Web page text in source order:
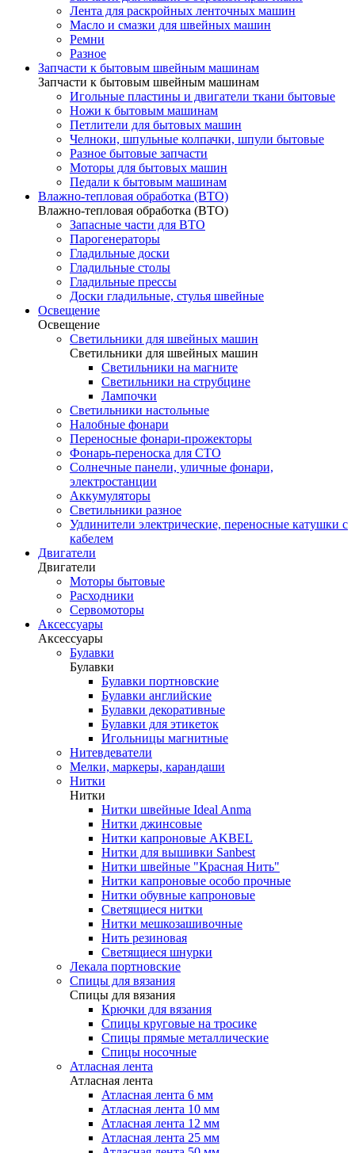
Лента для раскройных ленточных машин
Масло и смазки для швейных машин
Ремни
Разное
Запчасти к бытовым швейным машинам
Запчасти к бытовым швейным машинам
Игольные пластины и двигатели ткани бытовые
Ножи к бытовым машинам
Петлители для бытовых машин
Челноки, шпульные колпачки, шпули бытовые
Разное бытовые запчасти
Моторы для бытовых машин
Педали к бытовым машинам
Влажно-тепловая обработка (ВТО)
Влажно-тепловая обработка (ВТО)
Запасные части для ВТО
Парогенераторы
Гладильные доски
Гладильные столы
Гладильные прессы
Доски гладильные, стулья швейные
Освещение
Освещение
Светильники для швейных машин
Светильники для швейных машин
Светильники на магните
Светильники на струбцине
Лампочки
Светильники настольные
Налобные фонари
Переносные фонари-прожекторы
Фонарь-переноска для СТО
Солнечные панели, уличные фонари,
электростанции
Аккумуляторы
Светильники разное
Удлинители электрические, переносные катушки с
кабелем
Двигатели
Двигатели
Моторы бытовые
Расходники
Сервомоторы
Аксессуары
Аксессуары
Булавки
Булавки
Булавки портновские
Булавки английские
Булавки декоративные
Булавки для этикеток
Игольницы магнитные
Нитевдеватели
Мелки, маркеры, карандаши
Нитки
Нитки
Нитки швейные Ideal Anma
Нитки джинсовые
Нитки капроновые AKBEL
Нитки для вышивки Sanbest
Нитки швейные "Красная Нить"
Нитки капроновые особо прочные
Нитки обувные капроновые
Светящиеся нитки
Нитки мешкозашивочные
Нить резиновая
Светящиеся шнурки
Лекала портновские
Спицы для вязания
Спицы для вязания
Крючки для вязания
Спицы круговые на тросике
Спицы прямые металлические
Спицы носочные
Атласная лента
Атласная лента
Атласная лента 6 мм
Атласная лента 10 мм
Атласная лента 12 мм
Атласная лента 25 мм